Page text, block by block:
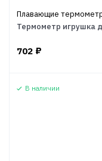
Плавающие
Термометр игрушка
702 ₽
В наличии